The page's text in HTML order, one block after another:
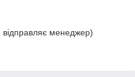
відправляє менеджер)